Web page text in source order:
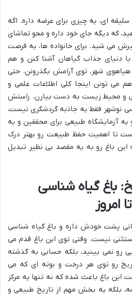
ای، یه چیزی برای عرضه داره. اگه
که دیگه جای خود داره و محو تماشای
می شید. برای خانواده ها، یه فرصت
دنیای جذاب گیاهان آشنا کنن و هم
شهر، توی آرامش بگذرونن. حتی
می تونن اینجا کلی اطلاعات علمی و
و محیط زیست به دست بیارن. راستش
نوشهر فقط یه جاذبه گردشگری نیست،
یه آزمایشگاه طبیعی برای محققین و یه
تا اهمیت حفظ طبیعت رو بهتر درک
باغ رو به یه مقصد بی نظیر تبدیل
باغ گیاه شناسی
امروز
پشت خودش داره و باغ گیاه شناسی
نیست. وقتی توی این باغ قدم می
رو نمی بینید، بلکه حسابی به گذشته
رو توی هر درخت و بوته ای که می
این باغ باعث شده که نه تنها یه مرکز
بلکه یه بخش مهم از تاریخ طبیعی و